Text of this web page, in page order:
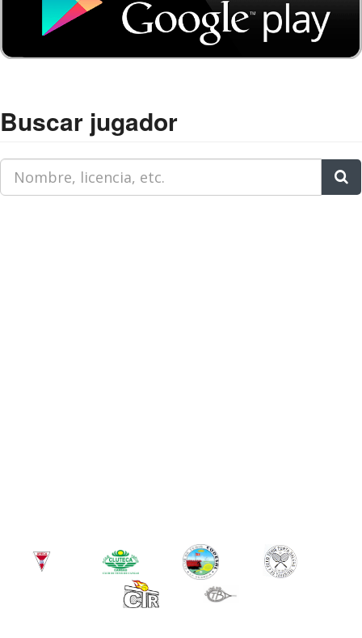
Buscar jugador